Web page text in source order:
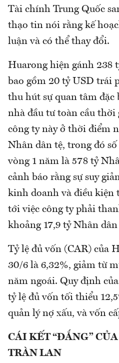
Tài chính Trung Quốc
thạo tin nói rằng kế
luận và có thể thay đổi.
Huarong hiện gánh 238
bao gồm 20 tỷ USD trái
thu hút sự quan tâm đặc
nhà đầu tư toàn cầu thời
công ty này ở thời điểm
Nhân dân tệ, trong đó
vòng 1 năm là 578 tỷ
cảnh báo rằng sự suy
kinh doanh và điều kiện
tới việc công ty phải
khoảng 17,9 tỷ Nhân dân
Tỷ lệ đủ vốn (CAR) của
30/6 là 6,32%, giảm từ
năm ngoái. Quy định
tỷ lệ đủ vốn tối thiểu
quản lý nợ xấu, và vốn
CÁI KẾT “ĐẮNG”
TRÀN LAN